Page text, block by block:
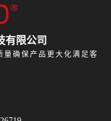
有限公司
量确保产品更大化满足客